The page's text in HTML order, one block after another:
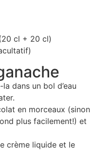
cl + 20 cl)
dans un bol d’eau
en morceaux (sinon
plus facilement!) et
crème liquide et le